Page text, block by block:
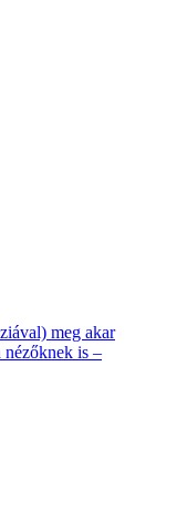
meg akar
nézőknek is –